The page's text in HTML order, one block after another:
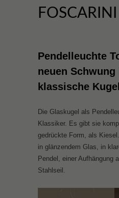
FOSCARINI
Pendelleuchte
neuen Schwung
klassische Kugel
Die Glaskugel als
Klassiker. Es gibt sie
gedrückte Form, als
in glänzendem Glas, in
Pendel, einer Aufhängung
Stahlseil.